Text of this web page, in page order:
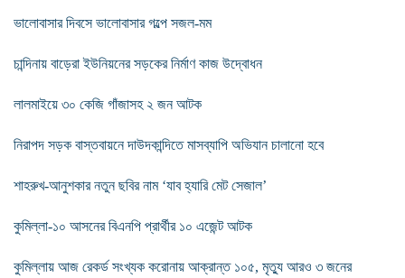
ভালোবাসার দিবসে ভালোবাসার গল্পে সজল-মম
চান্দিনায় বাড়েরা ইউনিয়নের সড়কের নির্মাণ কাজ উদ্বোধন
লালমাইয়ে ৩০ কেজি গাঁজাসহ ২ জন আটক
নিরাপদ সড়ক বাস্তবায়নে দাউদকান্দিতে মাসব্যাপি অভিযান চালানো হবে
শাহরুখ-আনুশকার নতুন ছবির নাম ‘যাব হ্যারি মেট সেজাল’
কুমিল্লা-১০ আসনের বিএনপি প্রার্থীর ১০ এজেন্ট আটক
কুমিল্লায় আজ রেকর্ড সংখ্যক করোনায় আক্রান্ত ১০৫, মৃত্যু আরও ৩ জনের